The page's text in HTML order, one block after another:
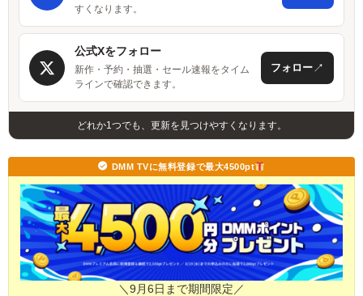
すくなります。
公式Xをフォロー
新作・予約・抽選・セール速報をタイム
ラインで確認できます。
フォロー↗
どれか1つでも、更新を見つけやすくなります。
DMM TVに無料登録で最大4500pt
＼9月6日まで期間限定／